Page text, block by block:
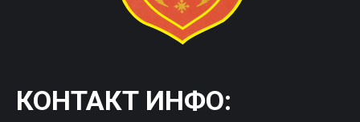
КОНТАКТ ИНФО: